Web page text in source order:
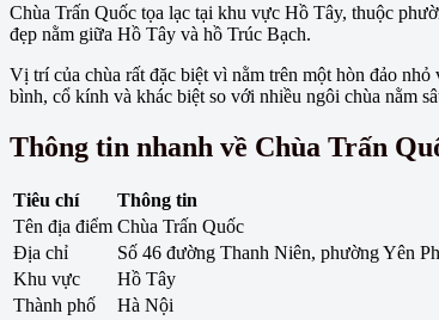
Chùa Trấn Quốc tọa lạc tại khu vực Hồ Tây, thuộc
đẹp nằm giữa Hồ Tây và hồ Trúc Bạch.
Vị trí của chùa rất đặc biệt vì nằm trên một hòn đảo
bình, cổ kính và khác biệt so với nhiều ngôi chùa nằm
Thông tin nhanh về Chùa Trấn
Tiêu chí
Thông tin
Tên địa điểm Chùa Trấn Quốc
Địa chỉ
Số 46 đường Thanh Niên, phường Yên
Khu vực
Hồ Tây
Thành phố
Hà Nội